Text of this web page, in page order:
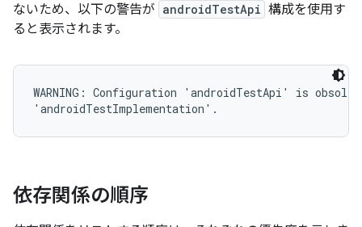
ないため、以下の警告が androidTestApi 構成を使用す
ると表示されます。
WARNING: Configuration 'androidTestApi' is
依存関係の順序